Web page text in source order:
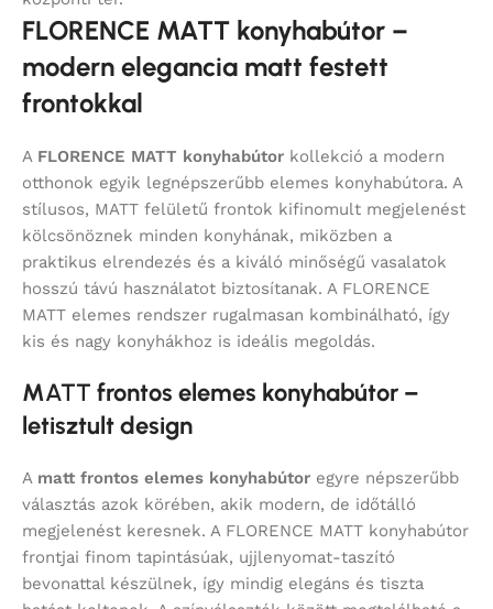
FLORENCE MATT konyhabútor –
modern elegancia matt festett
frontokkal
A FLORENCE MATT konyhabútor kollekció a modern
otthonok egyik legnépszerűbb elemes konyhabútora. A
stílusos, MATT felületű frontok kifinomult megjelenést
kölcsönöznek minden konyhának, miközben a
praktikus elrendezés és a kiváló minőségű vasalatok
hosszú távú használatot biztosítanak. A FLORENCE
MATT elemes rendszer rugalmasan kombinálható, így
kis és nagy konyhákhoz is ideális megoldás.
MATT frontos elemes konyhabútor –
letisztult design
A matt frontos elemes konyhabútor egyre népszerűbb
választás azok körében, akik modern, de időtálló
megjelenést keresnek. A FLORENCE MATT konyhabútor
frontjai finom tapintásúak, ujjlenyomat-taszító
bevonattal készülnek, így mindig elegáns és tiszta